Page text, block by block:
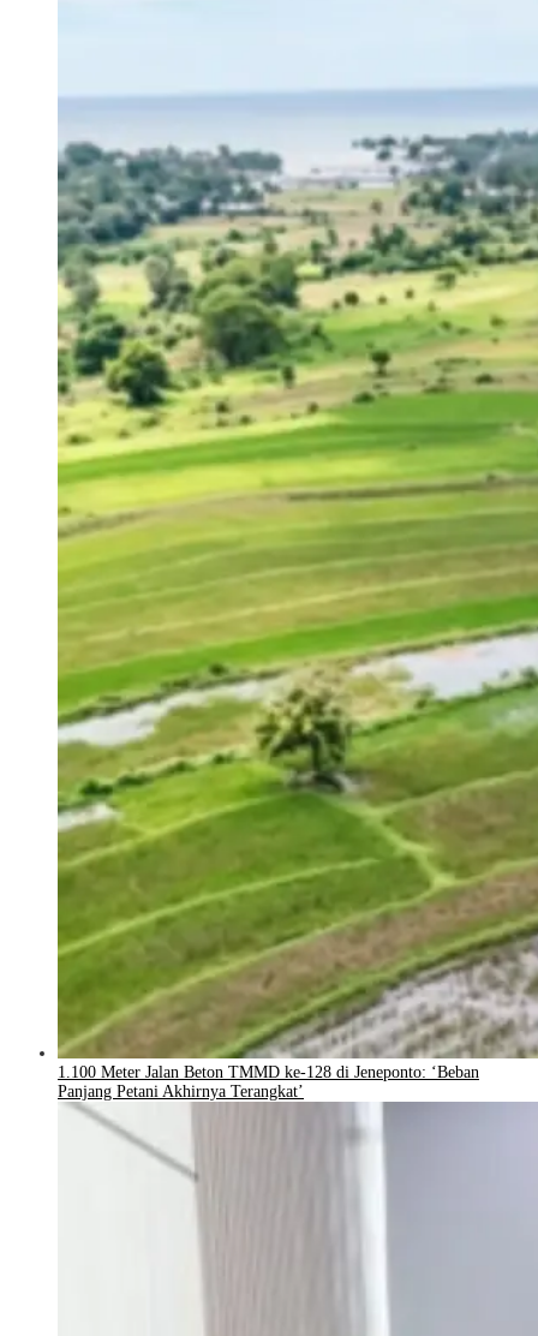
1.100 Meter Jalan Beton TMMD ke-128 di Jeneponto: ‘Beban
Panjang Petani Akhirnya Terangkat’